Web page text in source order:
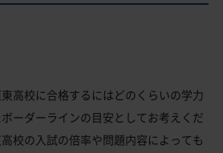
高校に合格するにはどのくらいの学力
ーダーラインの目安としてお考えくだ
校の入試の倍率や問題内容によっても